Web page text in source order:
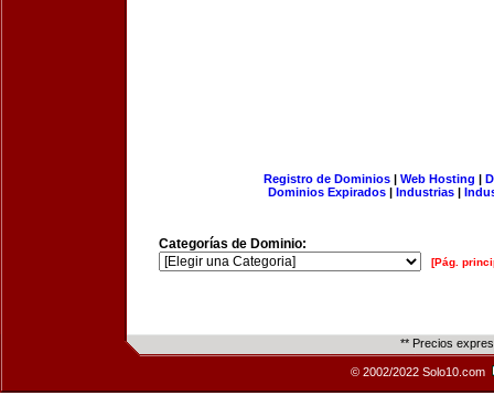
Registro de Dominios| Web Hosting |
Dominios Expirados | Industrias |
Categorías de Dominio:
[Pág.
** Precios
© 2002/2022 Solo10.com